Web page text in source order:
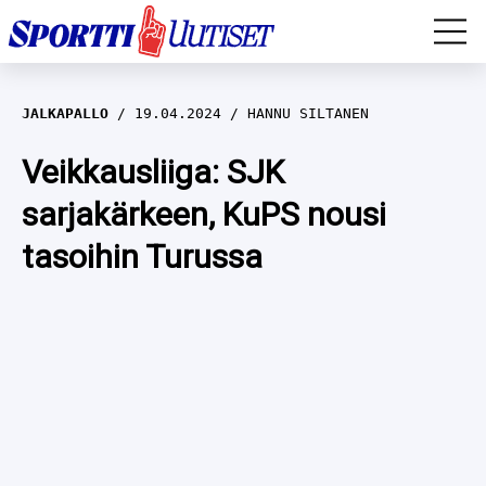
EM-YLEISURHEILU
JÄÄKIEKKO
YLEISURHEILU
WILMA HELTELÄ
TALVILAJIT
JALKAPALLO 19.04.2024 HANNU SILTANEN
Veikkausliiga: SJK
sarjakärkeen, KuPS nousi
tasoihin Turussa